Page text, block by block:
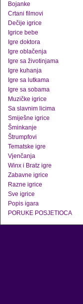
Bojanke
Crtani filmovi
Dečije igrice
Igrice bebe
Igre doktora
Igre oblačenja
Igre sa životinjama
Igre kuhanja
Igre sa lutkama
Igre sa sobama
Muzičke igrice
Sa slavnim licima
Smiješne igrice
Šminkanje
Štrumpfovi
Tematske igre
Vjenčanja
Winx i Bratz igre
Zabavne igrice
Razne igrice
Sve igrice
Popis igara
PORUKE POSJETIOCA